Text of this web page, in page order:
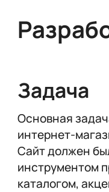
Задача
Основная
интернет-
Сайт должен
инструментом
каталогом,